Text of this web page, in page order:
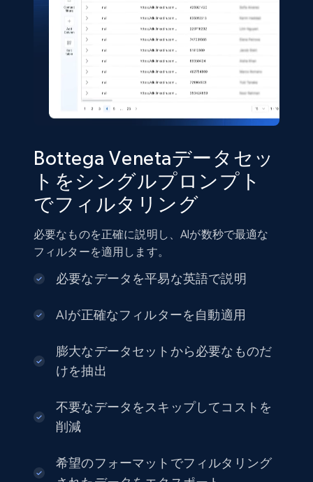
Shein- Products
Product name, Description, Initial price, Final
price, Currency, In stock, Color, Size, and more.
eCommerce
Amazon sellers info
Seller id, URL, Seller name, Description, Detailed
info, Stars, Feedbacks, Return policy, and more.
eCommerce
2.5K+ 378+ 今すぐ購入
URL, Product id, Title, Seller name, Seller rating,
Seller reviews, Breadcrumbs, Root category, and
Bottega Venetaデータセッ
トをシングルプロンプト
でフィルタリング
必要なものを正確に説明し、AIが数秒で最適な
フィルターを適用します。
必要なデータを平易な英語で説明
AIが正確なフィルターを自動適用
膨大なデータセットから必要なものだ
けを抽出
不要なデータをスキップしてコストを
削減
希望のフォーマットでフィルタリング